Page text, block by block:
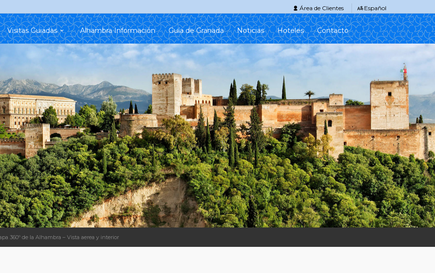
Área de Clientes Español
Visitas Guiadas Alhambra Información Guía de Granada Noticias Hoteles Contacto
360º de la Alhambra – Vista aerea y interior